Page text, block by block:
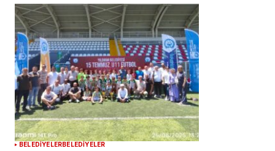
BELEDİYELERBELEDİYELER